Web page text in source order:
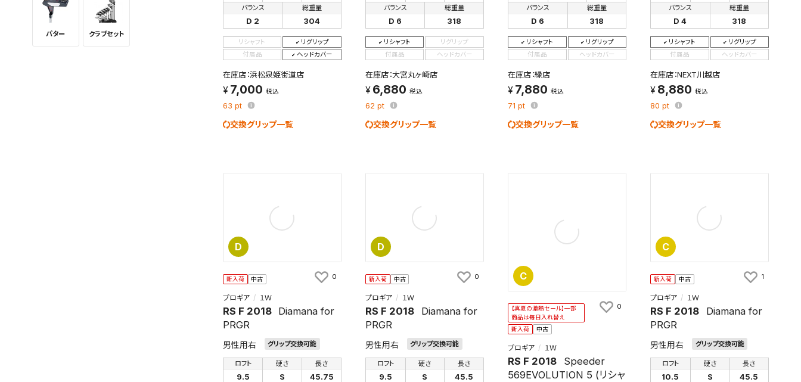
バランス
D 2
総重量
304
リシャフト
リグリップ
付属品
ヘッドカバー
在庫店：浜松泉姫街道店
7,000 税込
63 pt
交換グリップ一覧
バランス
D 6
総重量
318
リシャフト
リグリップ
付属品
ヘッドカバー
在庫店：大宮丸ヶ崎店
6,880 税込
62 pt
交換グリップ一覧
バランス
D 6
総重量
318
リシャフト
リグリップ
付属品
ヘッドカバー
在庫店：緑店
7,880 税込
71 pt
交換グリップ一覧
バランス
D 4
総重量
318
リシャフト
リグリップ
付属品
ヘッドカバー
在庫店：NEXT川越店
8,880 税込
80pt
交換グリップ一覧
D
新入荷 中古
プロギア １Ｗ
RS F 2018
Diamana for
PRGR
男性用右 グリップ交換可能
ロフト
9.5
硬さ
S
長さ
45.75
0
D
新入荷 中古
プロギア １Ｗ
RS F 2018
Diamana for
PRGR
男性用右 グリップ交換可能
ロフト
9.5
硬さ
S
長さ
45.5
0 C
【真夏の激熱セール】一部
商品は毎日入れ替え
新入荷
中古
プロギア １Ｗ
RS F 2018
Speeder
569EVOLUTION 5 (リシャ
0
C
新入荷 中古
プロギア １Ｗ
RS F 2018
Diamana for
PRGR
男性用右 グリップ交換可能
ロフト
10.5
硬さ
S
長さ
45.5
1
検索条件を保存
この検索条件をマイページ内「保存検索条件一覧」に保存します。
よく探す商品を、毎回条件指定することなく簡単に開くことができます。
検索条件
パター クラブセット